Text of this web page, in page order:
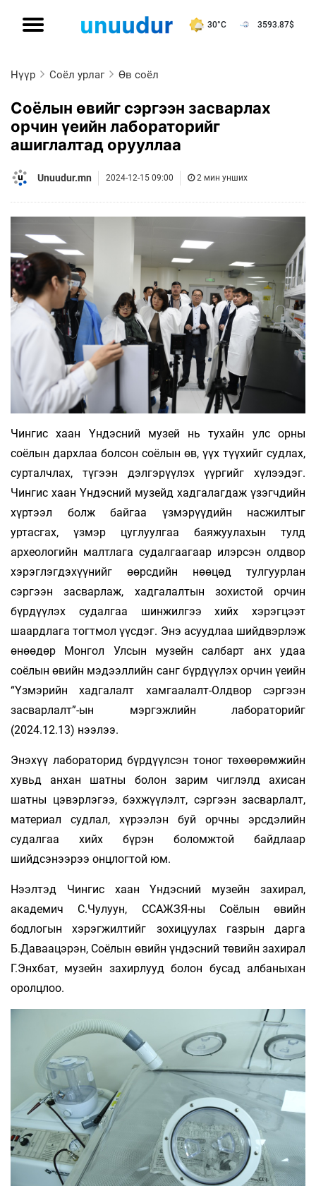
30°C 3593.87$
Нүүр Соёл урлаг Өв соёл
Соёлын өвийг сэргээн засварлах
орчин үеийн лабораторийг
ашиглалтад орууллаа
Unuudur.mn 2024-12-15 09:00 2 мин унших
Чингис хаан Үндэсний музей нь тухайн улс орны
соёлын дархлаа болсон соёлын өв, үүх түүхийг судлах,
сурталчлах, түгээн дэлгэрүүлэх үүргийг хүлээдэг.
Чингис хаан Үндэсний музейд хадгалагдаж үзэгчдийн
хүртээл болж байгаа үзмэрүүдийн насжилтыг
уртасгах, үзмэр цуглуулгаа баяжуулахын тулд
археологийн малтлага судалгаагаар илэрсэн олдвор
хэрэглэгдэхүүнийг өөрсдийн нөөцөд тулгуурлан
сэргээн засварлаж, хадгалалтын зохистой орчин
бүрдүүлэх судалгаа шинжилгээ хийх хэрэгцээт
шаардлага тогтмол үүсдэг. Энэ асуудлаа шийдвэрлэж
өнөөдөр Монгол Улсын музейн салбарт анх удаа
соёлын өвийн мэдээллийн санг бүрдүүлэх орчин үеийн
“Үзмэрийн хадгалалт хамгаалалт-Олдвор сэргээн
засварлалт”-ын мэргэжлийн лабораторийг
(2024.12.13) нээлээ.
Энэхүү лабораторид бүрдүүлсэн тоног төхөөрөмжийн
хувьд анхан шатны болон зарим чиглэлд ахисан
шатны цэвэрлэгээ, бэхжүүлэлт, сэргээн засварлалт,
материал судлал, хүрээлэн буй орчны эрсдэлийн
судалгаа хийх бүрэн боломжтой байдлаар
шийдсэнээрээ онцлогтой юм.
Нээлтэд Чингис хаан Үндэсний музейн захирал,
академич С.Чулуун, ССАЖЗЯ-ны Соёлын өвийн
бодлогын хэрэгжилтийг зохицуулах газрын дарга
Б.Даваацэрэн, Соёлын өвийн үндэсний төвийн захирал
Г.Энхбат, музейн захирлууд болон бусад албаныхан
оролцлоо.